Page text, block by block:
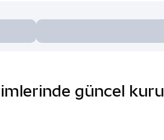
güncel kuru